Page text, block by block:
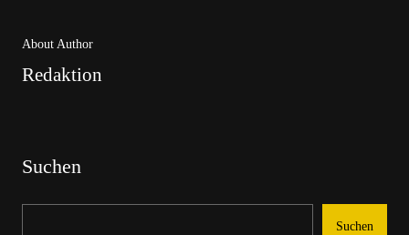
About Author
Redaktion
Suchen
Suchen